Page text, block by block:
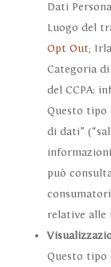
Dati
Luogo del
Opt Out;
Categoria
del CCPA:
Questo tipo
di dati”
può
relative alle
Questo tipo